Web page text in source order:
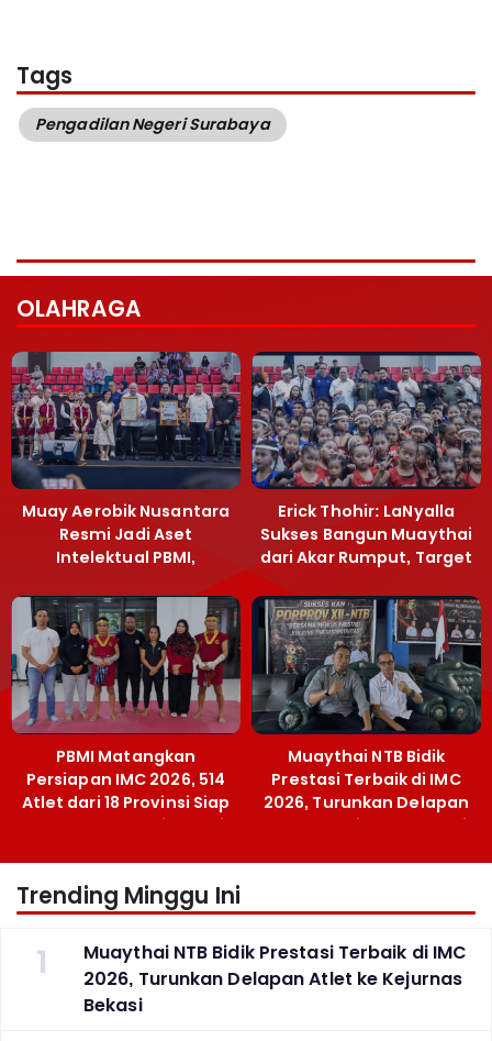
Tags
Pengadilan Negeri Surabaya
OLAHRAGA
Muay Aerobik Nusantara
Resmi Jadi Aset
Intelektual PBMI,
Terobosan Bangun
Grassroots
Erick Thohir: LaNyalla
Sukses Bangun Muaythai
dari Akar Rumput, Target
PBMI Matangkan
Persiapan IMC 2026, 514
Atlet dari 18 Provinsi Siap
Berlaga Besok di Bekasi
Muaythai NTB Bidik
Prestasi Terbaik di IMC
2026, Turunkan Delapan
Atlet ke Kejurnas Bekasi
Trending Minggu Ini
1
Muaythai NTB Bidik Prestasi Terbaik di IMC
2026, Turunkan Delapan Atlet ke Kejurnas
Bekasi